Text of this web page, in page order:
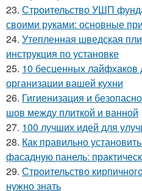
23. Строительство УШП
своими руками: основные
24. Утепленная шведская
инструкция по установке
25. 10 бесценных лайфхаков
организации вашей кухни
26. Гигиенизация и
шов между плиткой и ванной
27. 100 лучших идей для
28. Как правильно
фасадную панель:
29. Строительство
нужно знать